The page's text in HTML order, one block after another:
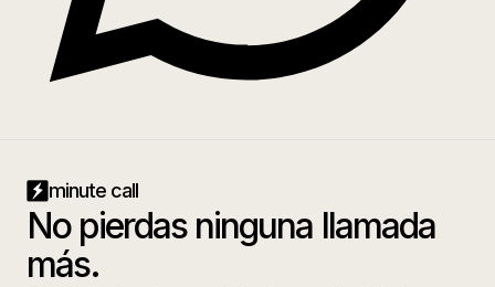
minute call
No pierdas ninguna llamada
más.